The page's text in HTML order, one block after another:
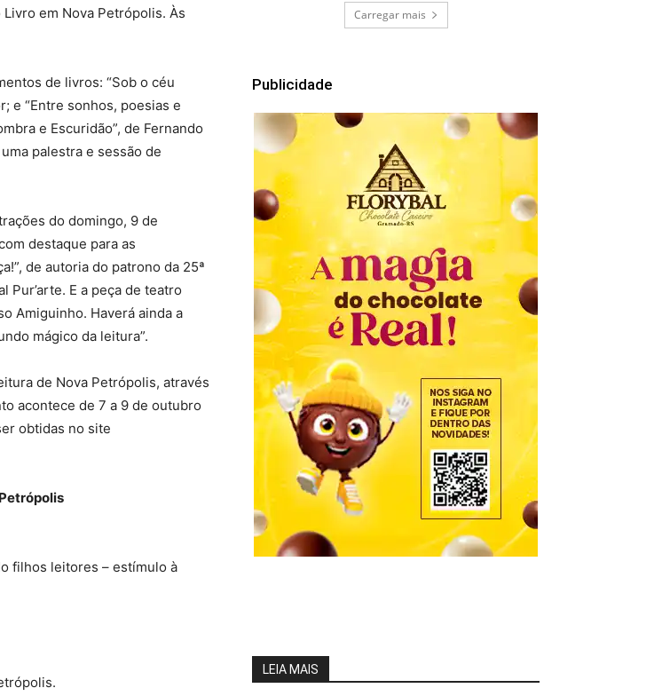
em Nova Petrópolis. Às
de livros: “Sob o céu
e “Entre sonhos, poesias e
e Escuridão”, de Fernando
palestra e sessão de
do domingo, 9 de
destaque para as
de autoria do patrono da 25ª
Pur’arte. E a peça de teatro
Amiguinho. Haverá ainda a
mágico da leitura”.
de Nova Petrópolis, através
acontece de 7 a 9 de outubro
obtidas no site
filhos leitores – estímulo à
Carregar mais
Publicidade
LEIA MAIS